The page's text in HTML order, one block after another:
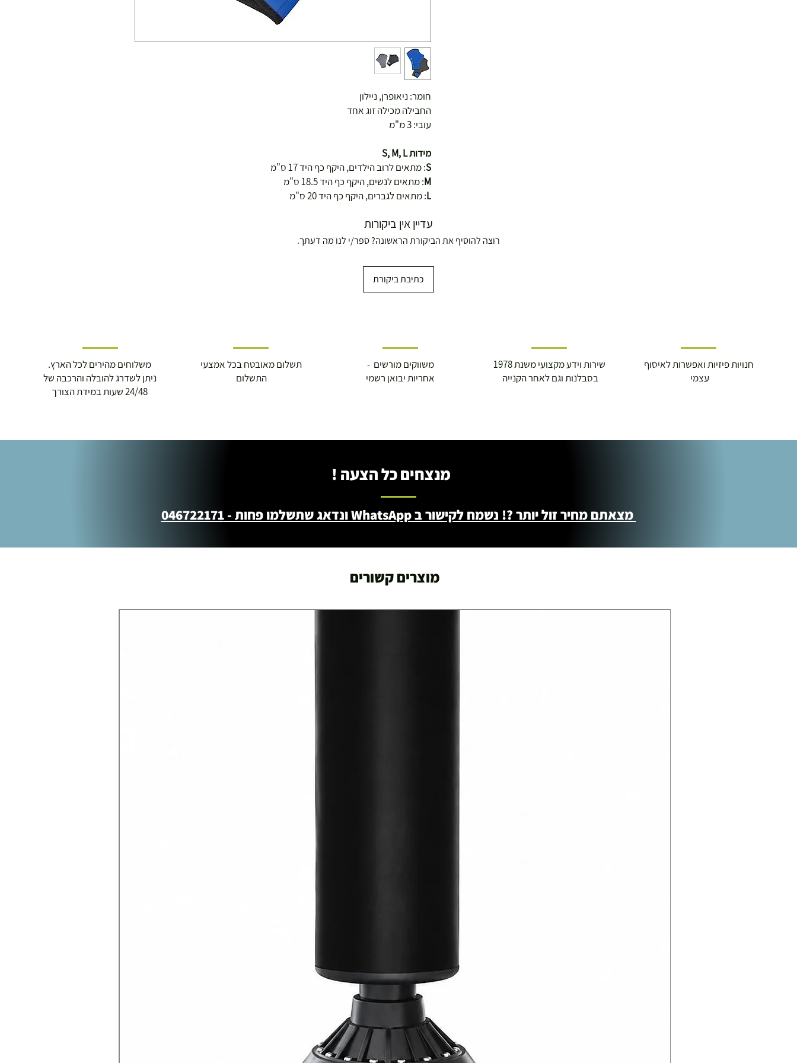
חומר: ניאופרן, ניילון
החבילה מכילה זוג אחד
עובי: 3 מ"מ
מידות S, M, L
S: מתאים לרוב הילדים, היקף כף היד 17 ס"מ
M: מתאים לנשים, היקף כף היד 18.5 ס"מ
L: מתאים לגברים, היקף כף היד 20 ס"מ
עדיין אין ביקורות
רוצה להוסיף את הביקורת הראשונה? ספר/י לנו מה דעתך.
כתיבת ביקורת
משלוחים מהירים לכל הארץ.
ניתן לשדרג להובלה והרכבה של
24/48 שעות במידת הצורך
תשלום מאובטח בכל אמצעי
התשלום
משווקים מורשים -
אחריות יבואן רשמי
שירות וידע מקצועי משנת 1978
בסבלנות וגם לאחר הקנייה
חנויות פיזיות ואפשרות לאיסוף
עצמי
מנצחים כל הצעה !
מצאתם מחיר זול יותר ?! נשמח לקישור ב WhatsApp ונדאג שתשלמו פחות - 046722171
מוצרים קשורים